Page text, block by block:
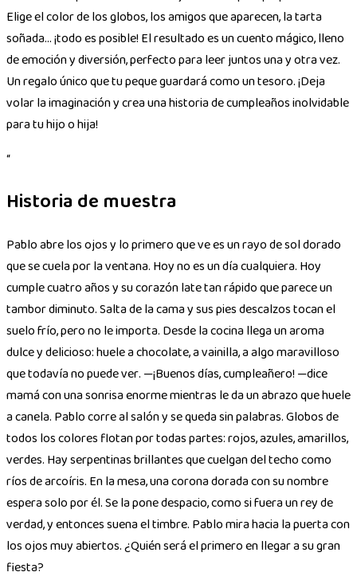
Elige el color de los globos, los amigos que aparecen, la tarta
soñada… ¡todo es posible! El resultado es un cuento mágico, lleno
de emoción y diversión, perfecto para leer juntos una y otra vez.
Un regalo único que tu peque guardará como un tesoro. ¡Deja
volar la imaginación y crea una historia de cumpleaños inolvidable
para tu hijo o hija!
“
Historia de muestra
Pablo abre los ojos y lo primero que ve es un rayo de sol dorado
que se cuela por la ventana. Hoy no es un día cualquiera. Hoy
cumple cuatro años y su corazón late tan rápido que parece un
tambor diminuto. Salta de la cama y sus pies descalzos tocan el
suelo frío, pero no le importa. Desde la cocina llega un aroma
dulce y delicioso: huele a chocolate, a vainilla, a algo maravilloso
que todavía no puede ver. —¡Buenos días, cumpleañero! —dice
mamá con una sonrisa enorme mientras le da un abrazo que huele
a canela. Pablo corre al salón y se queda sin palabras. Globos de
todos los colores flotan por todas partes: rojos, azules, amarillos,
verdes. Hay serpentinas brillantes que cuelgan del techo como
ríos de arcoíris. En la mesa, una corona dorada con su nombre
espera solo por él. Se la pone despacio, como si fuera un rey de
verdad, y entonces suena el timbre. Pablo mira hacia la puerta con
los ojos muy abiertos. ¿Quién será el primero en llegar a su gran
fiesta?